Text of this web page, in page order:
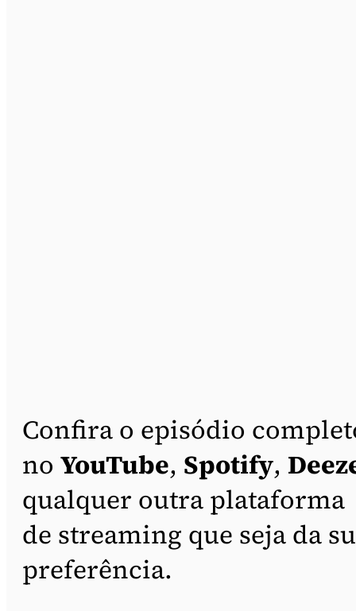
Confira o episódio
no YouTube, Spotify,
qualquer outra plataforma
de streaming que seja da
preferência.